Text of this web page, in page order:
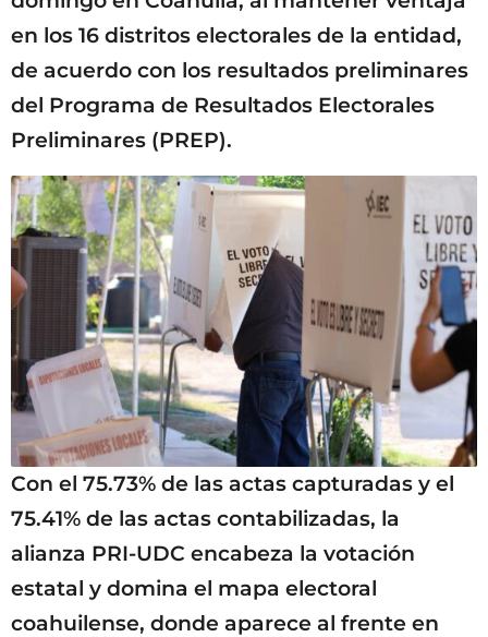
en los 16 distritos electorales de la entidad,
de acuerdo con los resultados preliminares
del Programa de Resultados Electorales
Preliminares (PREP).
Con el 75.73% de las actas capturadas y el
75.41% de las actas contabilizadas, la
alianza PRI-UDC encabeza la votación
estatal y domina el mapa electoral
coahuilense, donde aparece al frente en